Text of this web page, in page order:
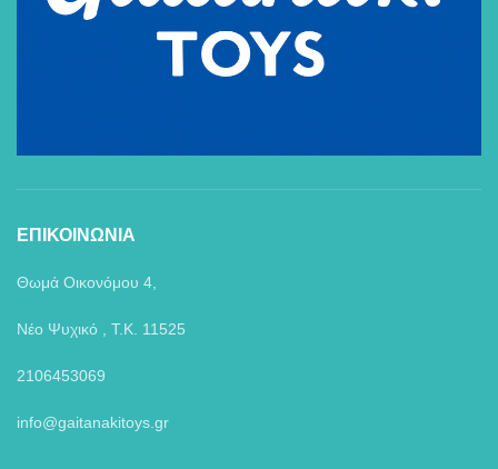
ΕΠΙΚΟΙΝΩΝΙΑ
Θωμά Οικονόμου 4,
Νέο Ψυχικό , Τ.Κ. 11525
2106453069
info@gaitanakitoys.gr